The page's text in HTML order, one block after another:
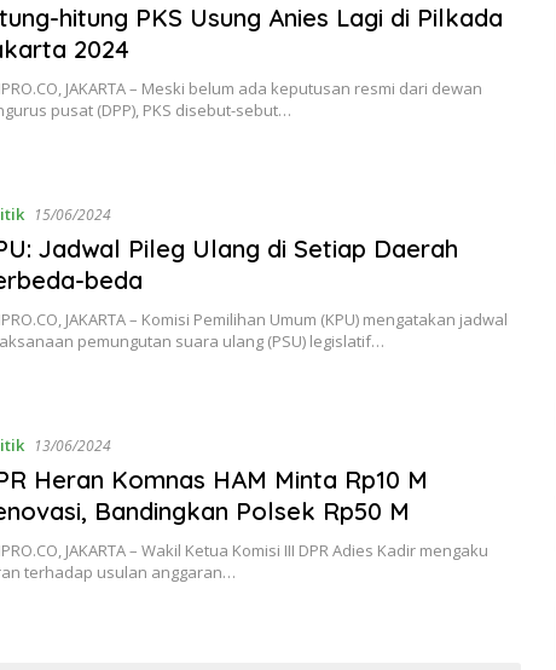
hitung PKS Usung Anies Lagi di Pilkada
2024
JAKARTA – Meski belum ada keputusan resmi dari dewan
pusat (DPP), PKS disebut-sebut…
15/06/2024
Jadwal Pileg Ulang di Setiap Daerah
beda
JAKARTA – Komisi Pemilihan Umum (KPU) mengatakan jadwal
pemungutan suara ulang (PSU) legislatif…
13/06/2024
Heran Komnas HAM Minta Rp10 M
Bandingkan Polsek Rp50 M
JAKARTA – Wakil Ketua Komisi III DPR Adies Kadir mengaku
terhadap usulan anggaran…